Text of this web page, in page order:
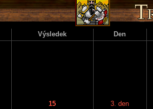
Výsledek Den
15 3. den